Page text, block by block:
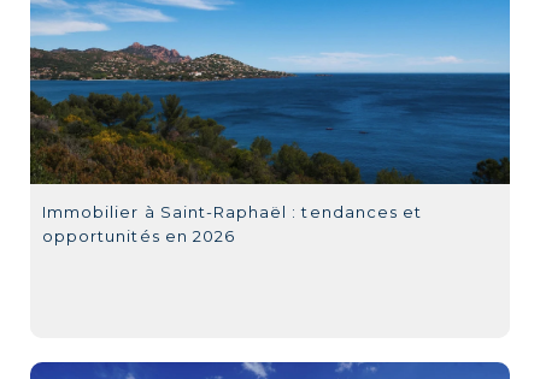
Immobilier à Saint-Raphaël : tendances et
opportunités en 2026